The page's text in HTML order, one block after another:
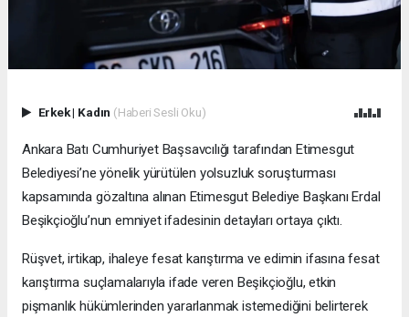
Erkek| Kadın (Haberi Sesli Oku)
Ankara Batı Cumhuriyet Başsavcılığı tarafından Etimesgut
Belediyesi’ne yönelik yürütülen yolsuzluk soruşturması
kapsamında gözaltına alınan Etimesgut Belediye Başkanı Erdal
Beşikçioğlu’nun emniyet ifadesinin detayları ortaya çıktı.
Rüşvet, irtikap, ihaleye fesat karıştırma ve edimin ifasına fesat
karıştırma suçlamalarıyla ifade veren Beşikçioğlu, etkin
pişmanlık hükümlerinden yararlanmak istemediğini belirterek